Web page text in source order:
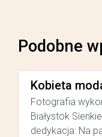
Podobne
Kobieta
Fotografia
Białystok
dedykacja: Na